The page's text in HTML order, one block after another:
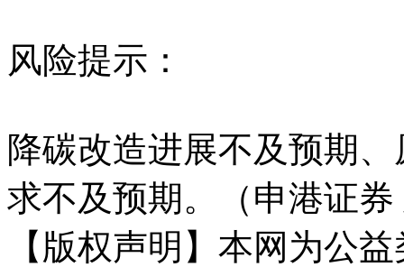
风险提示：
降碳改造进展不及预期
求不及预期。（申港证券
【版权声明】本网为公